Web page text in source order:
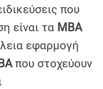
που
είναι τα MBA
εφαρμογή
που στοχεύουν